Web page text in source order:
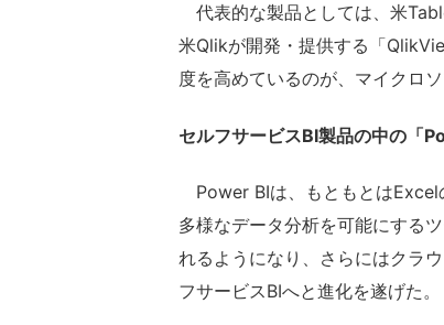
代表的な製品としては、米
米Qlikが開発・提供する「
度を高めているのが、マイクロ
セルフサービスBI製品の中の「
Power BIは、もともとはExcel
多様なデータ分析を可能にする
れるようになり、さらにはクラ
フサービスBIへと進化を遂げた。